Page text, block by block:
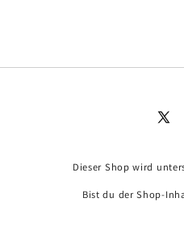
X
Dieser Shop wird
Bist du der Shop-